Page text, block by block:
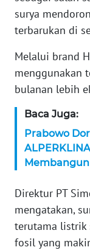
surya
terbarukan di
Melalui brand
menggunakan
bulanan lebih
Baca Juga:
Prabowo
Direktur PT
mengatakan,
terutama listrik
fosil yang
KARIR
DISCLAIMER
Wahana
Regional
WN
SUMUT
JAKARTA
WN
JABAR